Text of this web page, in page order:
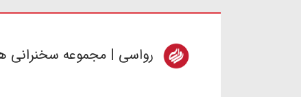
رواسی | مجموعه سخنرانی